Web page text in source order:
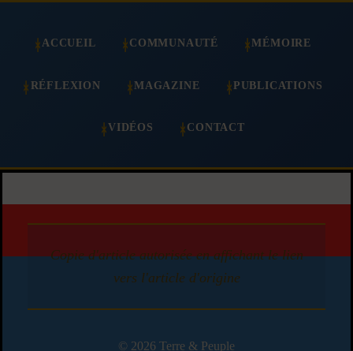
ACCUEIL COMMUNAUTÉ MÉMOIRE
RÉFLEXION MAGAZINE PUBLICATIONS
VIDÉOS CONTACT
Copie d'article autorisée en affichant le lien
vers l'article d'origine
© 2026 Terre & Peuple